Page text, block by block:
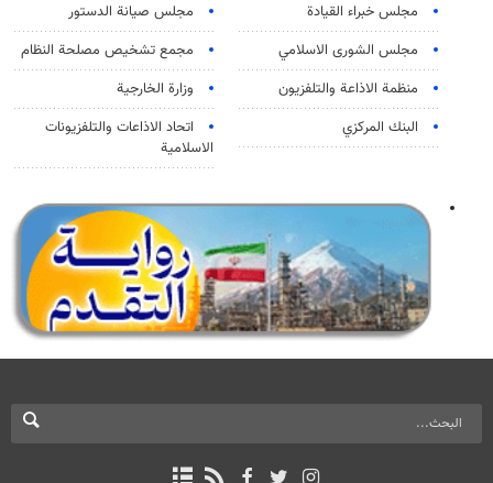
مجلس خبراء القيادة
مجلس صيانة الدستور
مجلس الشورى الاسلامي
مجمع تشخيص مصلحة النظام
منظمة الاذاعة والتلفزیون
وزارة الخارجية
البنك المركزي
اتحاد الاذاعات والتلفزيونات
الاسلامية